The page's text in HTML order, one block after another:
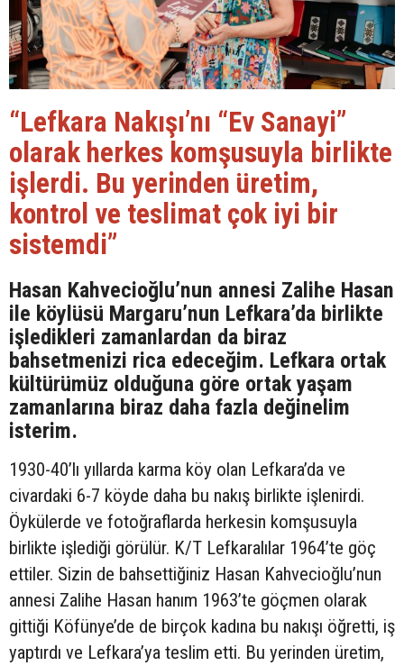
“Lefkara Nakışı’nı “Ev Sanayi”
olarak herkes komşusuyla birlikte
işlerdi. Bu yerinden üretim,
kontrol ve teslimat çok iyi bir
sistemdi”
Hasan Kahvecioğlu’nun annesi Zalihe Hasan
ile köylüsü Margaru’nun Lefkara’da birlikte
işledikleri zamanlardan da biraz
bahsetmenizi rica edeceğim. Lefkara ortak
kültürümüz olduğuna göre ortak yaşam
zamanlarına biraz daha fazla değinelim
isterim.
1930-40’lı yıllarda karma köy olan Lefkara’da ve
civardaki 6-7 köyde daha bu nakış birlikte işlenirdi.
Öykülerde ve fotoğraflarda herkesin komşusuyla
birlikte işlediği görülür. K/T Lefkaralılar 1964’te göç
ettiler. Sizin de bahsettiğiniz Hasan Kahvecioğlu’nun
annesi Zalihe Hasan hanım 1963’te göçmen olarak
gittiği Köfünye’de de birçok kadına bu nakışı öğretti, iş
yaptırdı ve Lefkara’ya teslim etti. Bu yerinden üretim,